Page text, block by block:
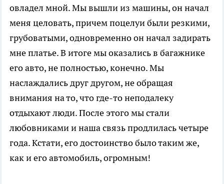
овладел мной. Мы вышли из машины, он начал
меня целовать, причем поцелуи были резкими,
грубоватыми, одновременно он начал задирать
мне платье. В итоге мы оказались в багажнике
его авто, не полностью, конечно. Мы
наслаждались друг другом, не обращая
внимания на то, что где-то неподалеку
отдыхают люди. После этого мы стали
любовниками и наша связь продлилась четыре
года. Кстати, его достоинство было таким же,
как и его автомобиль, огромным!